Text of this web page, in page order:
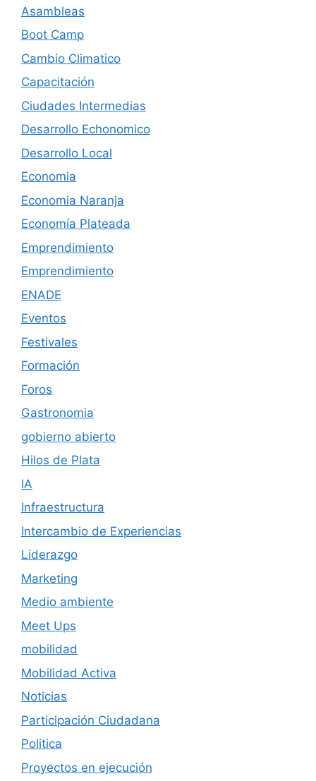
Asambleas
Boot Camp
Cambio Climatico
Capacitación
Ciudades Intermedias
Desarrollo Echonomico
Desarrollo Local
Economia
Economia Naranja
Economía Plateada
Emprendimiento
Emprendimiento
ENADE
Eventos
Festivales
Formación
Foros
Gastronomia
gobierno abierto
Hilos de Plata
IA
Infraestructura
Intercambio de Experiencias
Liderazgo
Marketing
Medio ambiente
Meet Ups
mobilidad
Mobilidad Activa
Noticias
Participación Ciudadana
Politica
Proyectos en ejecución